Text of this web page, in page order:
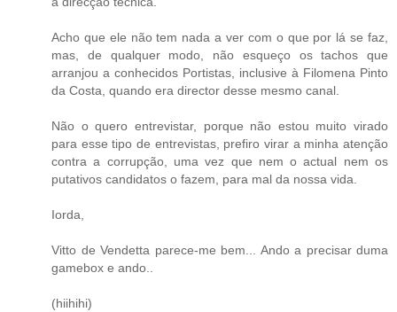
Acho que ele não tem nada a ver com o que por lá se faz,
mas, de qualquer modo, não esqueço os tachos que
arranjou a conhecidos Portistas, inclusive à Filomena Pinto
da Costa, quando era director desse mesmo canal.
Não o quero entrevistar, porque não estou muito virado
para esse tipo de entrevistas, prefiro virar a minha atenção
contra a corrupção, uma vez que nem o actual nem os
putativos candidatos o fazem, para mal da nossa vida.
Iorda,
Vitto de Vendetta parece-me bem... Ando a precisar duma
gamebox e ando..
(hiihihi)